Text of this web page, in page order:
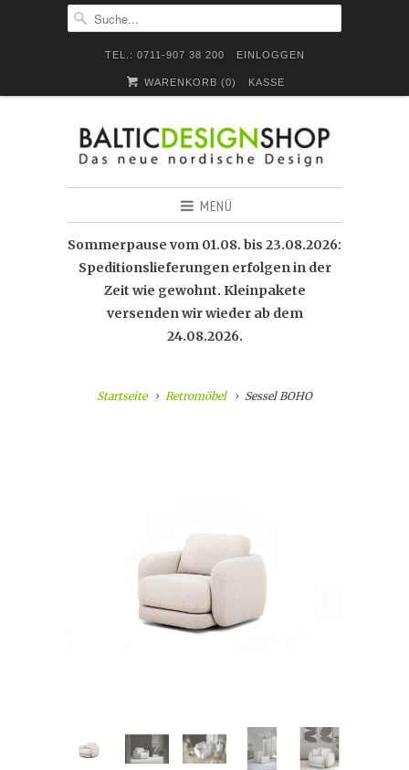
TEL.: 0711-907 38 200 EINLOGGEN
WARENKORB (0) KASSE
MENÜ
Sommerpause vom 01.08. bis 23.08.2026:
Speditionslieferungen erfolgen in der
Zeit wie gewohnt. Kleinpakete
versenden wir wieder ab dem
24.08.2026.
Startseite Retromöbel Sessel BOHO